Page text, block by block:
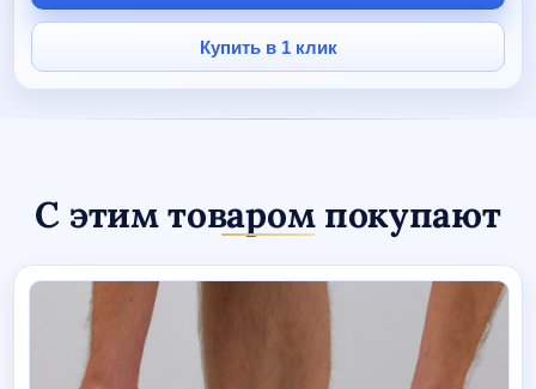
Купить в 1 клик
С этим товаром покупают